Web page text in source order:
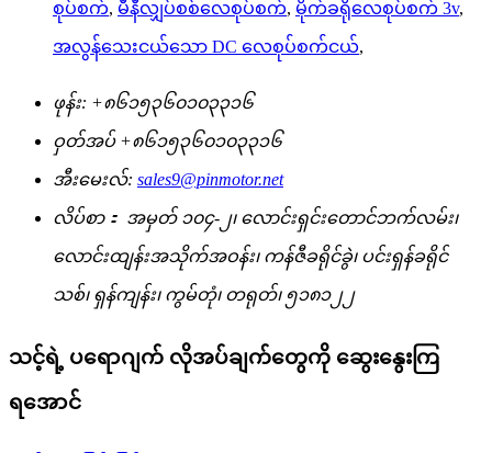
စုပ်စက်, မီနီလျှပ်စစ်လေစုပ်စက်, မိုက်ခရိုလေစုပ်စက် 3v,
အလွန်သေးငယ်သော DC လေစုပ်စက်ငယ်,
ဖုန်း: +၈၆၁၅၃၆၀၁၀၃၃၁၆
ဝှတ်အပ် +၈၆၁၅၃၆၀၁၀၃၃၁၆
အီးမေးလ်: sales9@pinmotor.net
လိပ်စာ： အမှတ် ၁၀၄-၂၊ လောင်းရှင်းတောင်ဘက်လမ်း၊
လောင်းထျန်းအသိုက်အဝန်း၊ ကန်ဇီခရိုင်ခွဲ၊ ပင်းရှန်ခရိုင်
သစ်၊ ရှန်ကျန်း၊ ကွမ်တုံ၊ တရုတ်၊ ၅၁၈၁၂၂
သင့်ရဲ့ ပရောဂျက် လိုအပ်ချက်တွေကို ဆွေးနွေးကြ
ရအောင်